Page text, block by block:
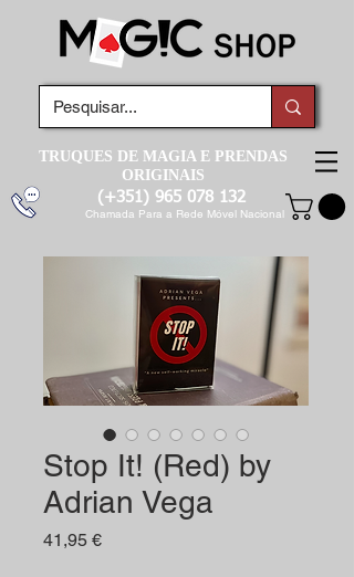
TRUQUES DE MAGIA E PRENDAS
ORIGINAIS
(+351) 965 078 132
Chamada Para a Rede Móvel Nacional
Stop It! (Red) by
Adrian Vega
41,95 €Preço